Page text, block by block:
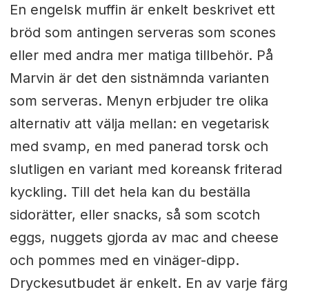
En engelsk muffin är enkelt beskrivet ett
bröd som antingen serveras som scones
eller med andra mer matiga tillbehör. På
Marvin är det den sistnämnda varianten
som serveras. Menyn erbjuder tre olika
alternativ att välja mellan: en vegetarisk
med svamp, en med panerad torsk och
slutligen en variant med koreansk friterad
kyckling. Till det hela kan du beställa
sidorätter, eller snacks, så som scotch
eggs, nuggets gjorda av mac and cheese
och pommes med en vinäger-dipp.
Dryckesutbudet är enkelt. En av varje färg